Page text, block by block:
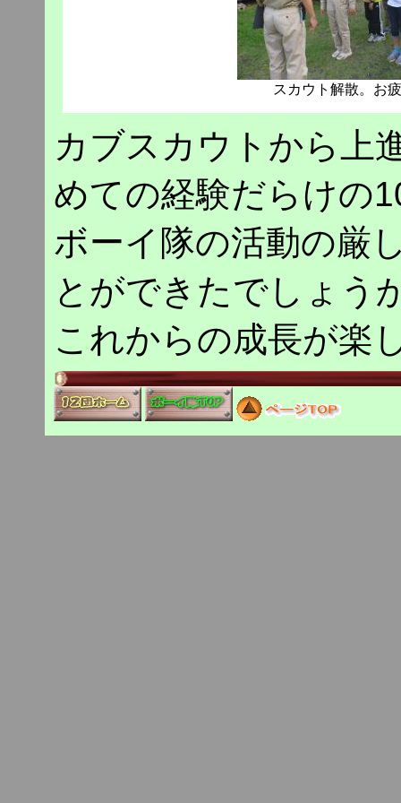
スカウト解散。お
カブスカウトから上
めての経験だらけの
ボーイ隊の活動の厳
とができたでしょう
これからの成長が楽